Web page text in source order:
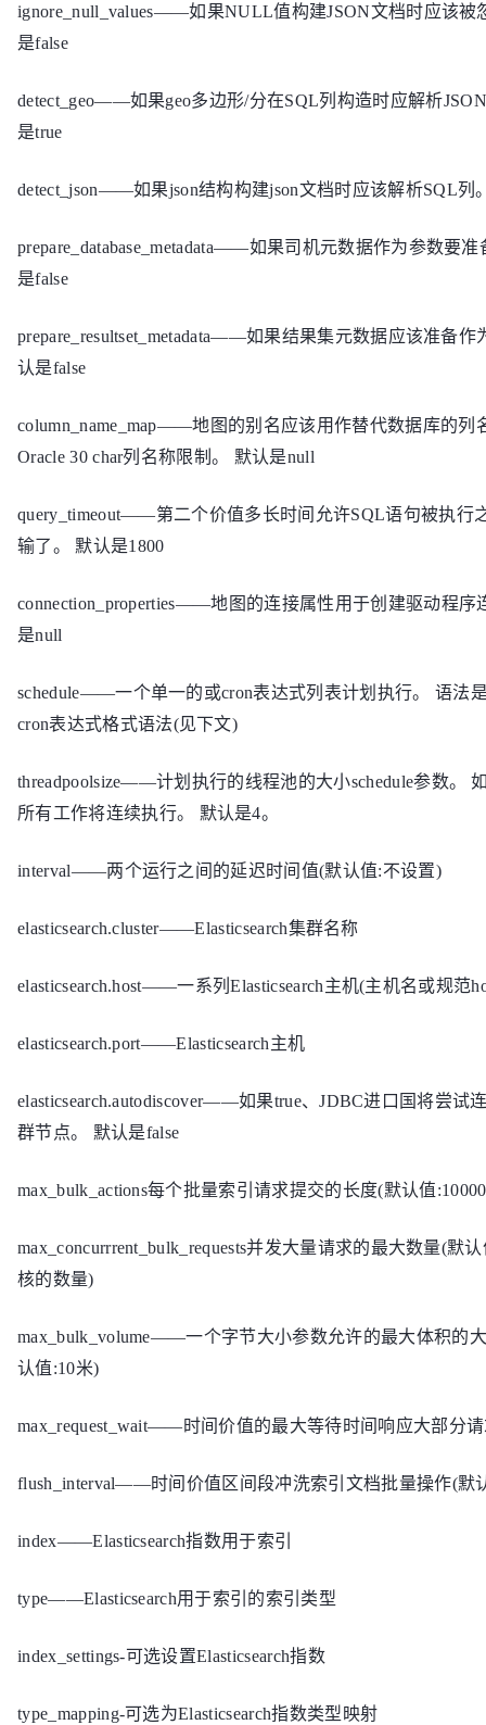
ignore_null_values——如果NULL值构建JSON文档时应该被
是false
detect_geo——如果geo多边形/分在SQL列构造时应解析
是true
detect_json——如果json结构构建json文档时应该解析SQL列
prepare_database_metadata——如果司机元数据作为参数要
是false
prepare_resultset_metadata——如果结果集元数据应该准备作
认是false
column_name_map——地图的别名应该用作替代数据库的列
Oracle 30 char列名称限制。 默认是null
query_timeout——第二个价值多长时间允许SQL语句被执行
输了。 默认是1800
connection_properties——地图的连接属性用于创建驱动程序
是null
schedule——一个单一的或cron表达式列表计划执行。 语法
cron表达式格式语法(见下文)
threadpoolsize——计划执行的线程池的大小schedule参数。
所有工作将连续执行。 默认是4。
interval——两个运行之间的延迟时间值(默认值:不设置)
elasticsearch.cluster——Elasticsearch集群名称
elasticsearch.host——一系列Elasticsearch主机(主机名或规范
elasticsearch.port——Elasticsearch主机
elasticsearch.autodiscover——如果true、JDBC进口国将尝试
群节点。 默认是false
max_bulk_actions每个批量索引请求提交的长度(默认值
max_concurrrent_bulk_requests并发大量请求的最大数量(默
核的数量)
max_bulk_volume——一个字节大小参数允许的最大体积的
认值:10米)
max_request_wait——时间价值的最大等待时间响应大部分
flush_interval——时间价值区间段冲洗索引文档批量操作(默
index——Elasticsearch指数用于索引
type——Elasticsearch用于索引的索引类型
index_settings-可选设置Elasticsearch指数
type_mapping-可选为Elasticsearch指数类型映射